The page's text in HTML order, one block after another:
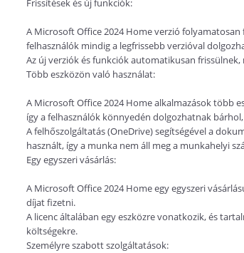
Frissítések és új funkciók:
A Microsoft Office 2024 Home verzió
felhasználók mindig a legfrissebb verzióval
Az új verziók és funkciók automatikusan
Több eszközön való használat:
A Microsoft Office 2024 Home alkalmazások több
így a felhasználók könnyedén dolgozhatnak
A felhőszolgáltatás (OneDrive) segítségével a
használt, így a munka nem áll meg a munkahelyi
Egy egyszeri vásárlás:
A Microsoft Office 2024 Home egy egyszeri
díjat fizetni.
A licenc általában egy eszközre vonatkozik, és
költségekre.
Személyre szabott szolgáltatások: